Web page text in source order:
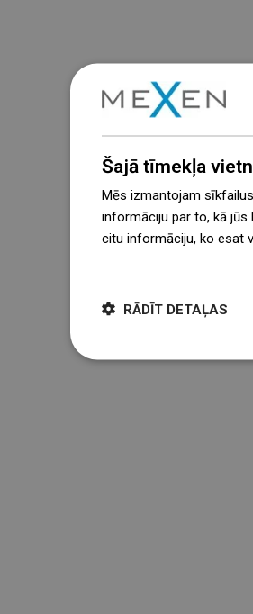
Šajā tīmekļa
Mēs izmantojam
informāciju par to, kā jūs
citu informāciju, ko esat
RĀDĪT DETAĻAS